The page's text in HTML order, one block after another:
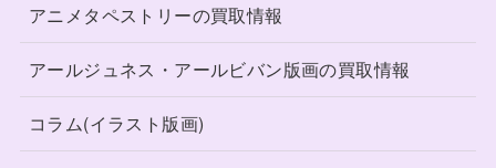
アニメタペストリーの買取情報
アールジュネス・アールビバン版画の買取情報
コラム(イラスト版画)